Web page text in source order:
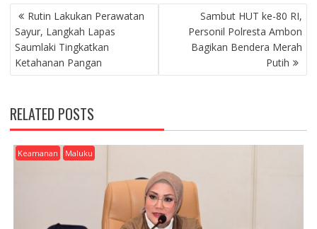
P
O
S
T
N
V
I
G
A
T
Rutin Lakukan Perawatan
Sayur, Langkah Lapas
Saumlaki Tingkatkan
Ketahanan Pangan
Sambut HUT ke-80 RI,
Personil Polresta Ambon
Bagikan Bendera Merah
Putih
RELATED POSTS
Keamanan Maluku